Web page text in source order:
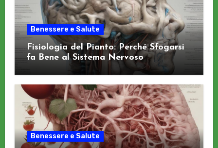
Benessere e Salute
Fisiologia del Pianto: Perché Sfogarsi
fa Bene al Sistema Nervoso
Benessere e Salute